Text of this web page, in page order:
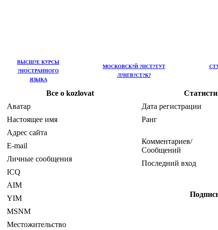
МОСКОВСК?Й ?НСТ?ТУТ
Л?НГВ?СТ?К?
ВЫСШ?Е КУРСЫ
?НОСТРАННОГО
ЯЗЫКА
Все о kozlovat
Аватар
Настоящее имя
Адрес сайта
E-mail
Личные сообщения
ICQ
AIM
YIM
MSNM
Местожительство
Дата регистрации
Ранг
Комментариев/
Сообщений
Последний вход